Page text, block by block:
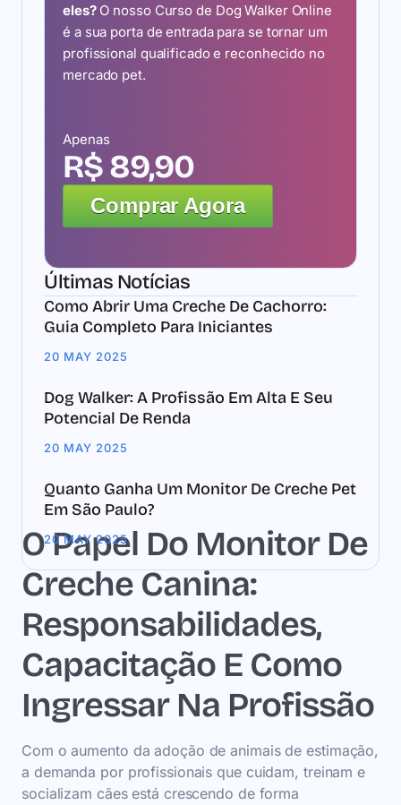
O Papel Do Monitor De
Creche Canina:
Responsabilidades,
Capacitação E Como
Ingressar Na Profissão
Com o aumento da adoção de animais de estimação,
a demanda por profissionais que cuidam, treinam e
socializam cães está crescendo de forma
eles?O nosso Curso de Dog Walker Online
é a sua porta de entrada para se tornar um
profissional qualificado e reconhecido no
mercado pet.
Apenas
R$ 89,90
Comprar Agora
Últimas Notícias
Como Abrir Uma Creche De Cachorro:
Guia Completo Para Iniciantes
20 MAY 2025
Dog Walker: A Profissão Em Alta E Seu
Potencial De Renda
20 MAY 2025
Quanto Ganha Um Monitor De Creche Pet
Em São Paulo?
20 MAY 2025